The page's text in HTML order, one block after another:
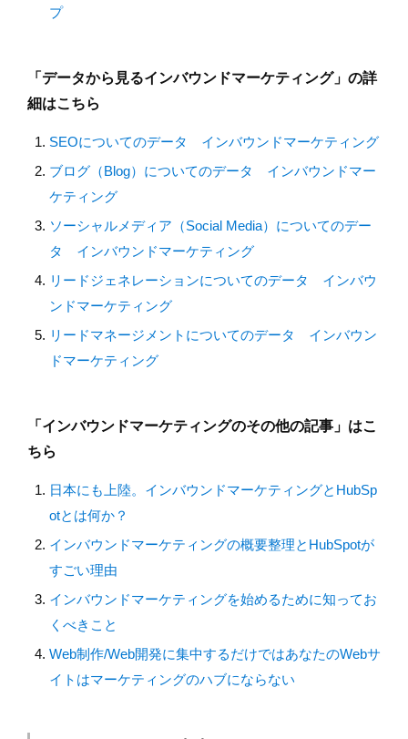
プ
「データから見るインバウンドマーケティング」の詳
細はこちら
SEOについてのデータ インバウンドマーケティング
ブログ（Blog）についてのデータ インバウンドマー
ケティング
ソーシャルメディア（Social Media）についてのデー
タ インバウンドマーケティング
リードジェネレーションについてのデータ インバウ
ンドマーケティング
リードマネージメントについてのデータ インバウン
ドマーケティング
「インバウンドマーケティングのその他の記事」はこ
ちら
日本にも上陸。インバウンドマーケティングとHubSp
otとは何か？
インバウンドマーケティングの概要整理とHubSpotが
すごい理由
インバウンドマーケティングを始めるために知ってお
くべきこと
Web制作/Web開発に集中するだけではあなたのWebサ
イトはマーケティングのハブにならない